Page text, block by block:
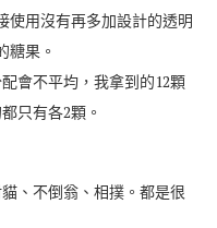
使用沒有再多加設計的透明
糖果。
會不平均，我拿到的12顆
只有各2顆。
、不倒翁、相撲。都是很